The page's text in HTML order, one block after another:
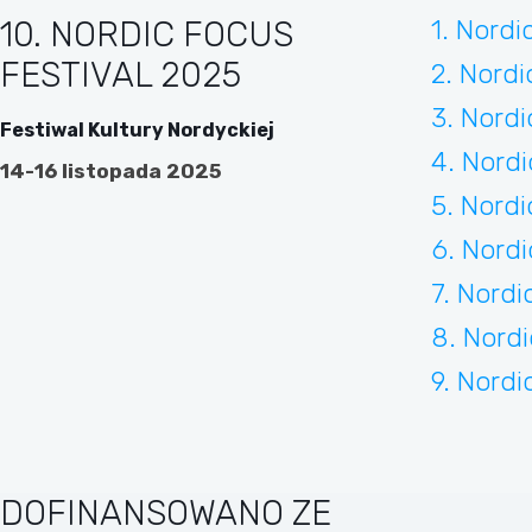
1.
2.
3.
4.
5.
6.
7.
8.
9.
10. NORDIC FOCUS
FESTIVAL 2025
Festiwal Kultury Nordyckiej
14-16 listopada 2025
DOFINANSOWANO ZE